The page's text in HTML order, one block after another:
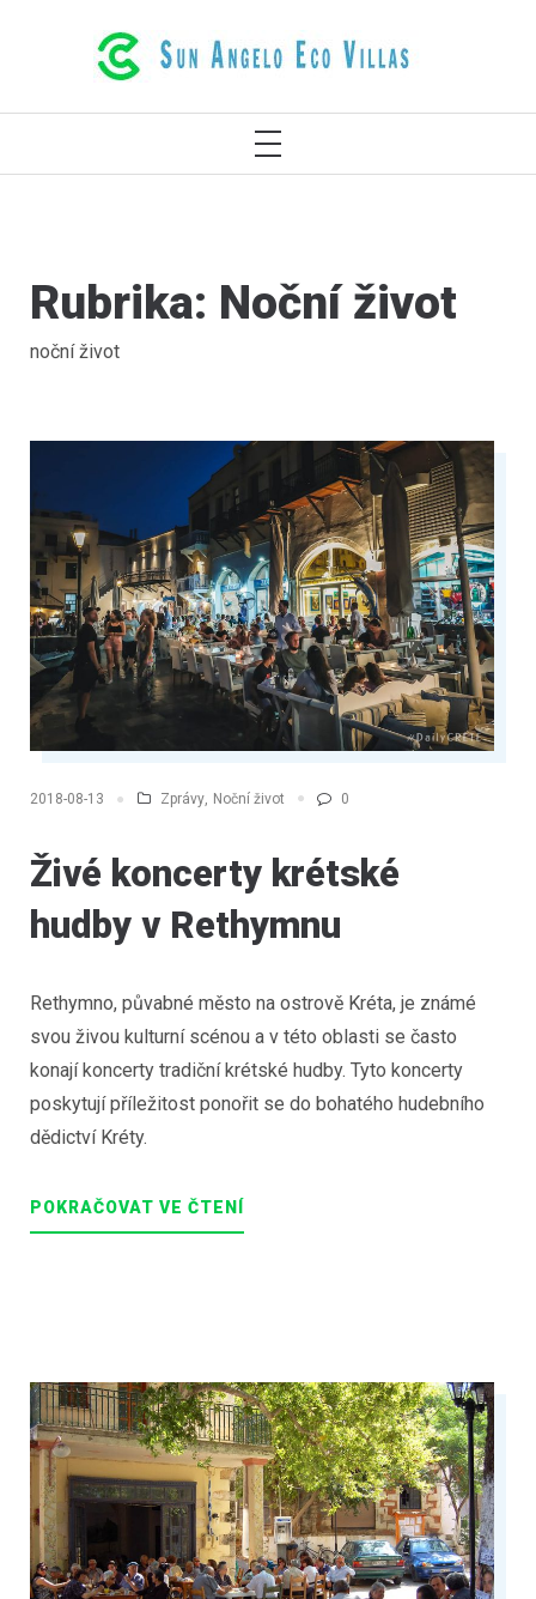
LUXUSNÍ EKOLOGICKÉ VILY V
RETHYMNO, KRÉTA, ŘECKO
Rubrika: Noční život
noční život
2018-08-13 Zprávy, Noční život 0
Živé koncerty krétské
hudby v Rethymnu
Rethymno, půvabné město na ostrově Kréta, je známé
svou živou kulturní scénou a v této oblasti se často
konají koncerty tradiční krétské hudby. Tyto koncerty
poskytují příležitost ponořit se do bohatého hudebního
dědictví Kréty.
POKRAČOVAT VE ČTENÍ